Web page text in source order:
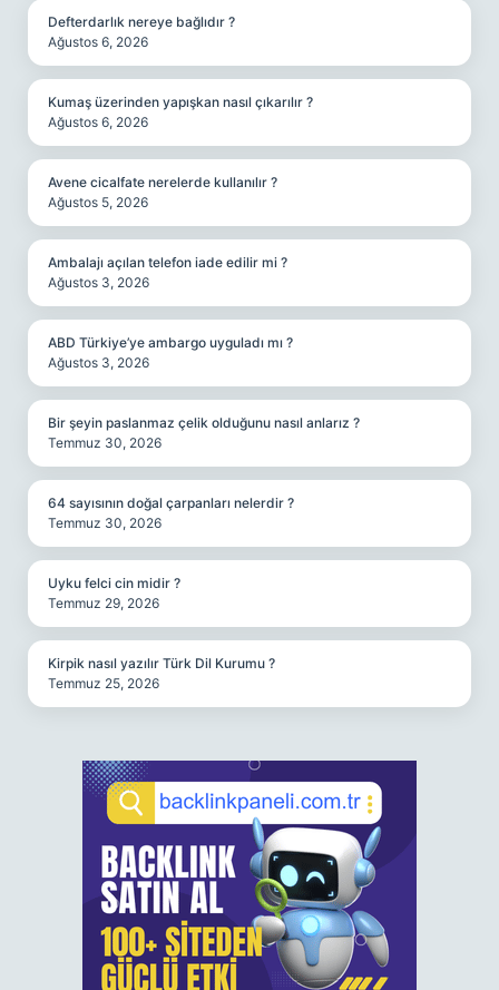
Defterdarlık nereye bağlıdır ?
Ağustos 6, 2026
Kumaş üzerinden yapışkan nasıl çıkarılır ?
Ağustos 6, 2026
Avene cicalfate nerelerde kullanılır ?
Ağustos 5, 2026
Ambalajı açılan telefon iade edilir mi ?
Ağustos 3, 2026
ABD Türkiye’ye ambargo uyguladı mı ?
Ağustos 3, 2026
Bir şeyin paslanmaz çelik olduğunu nasıl anlarız ?
Temmuz 30, 2026
64 sayısının doğal çarpanları nelerdir ?
Temmuz 30, 2026
Uyku felci cin midir ?
Temmuz 29, 2026
Kirpik nasıl yazılır Türk Dil Kurumu ?
Temmuz 25, 2026